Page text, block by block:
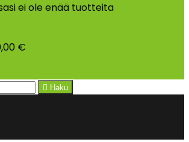
ei ole enää tuotteita
€
 Haku